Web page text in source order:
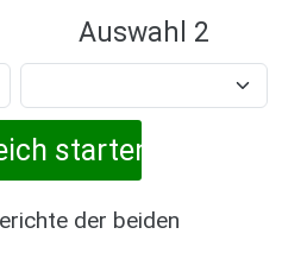
Auswahl 2
der beiden